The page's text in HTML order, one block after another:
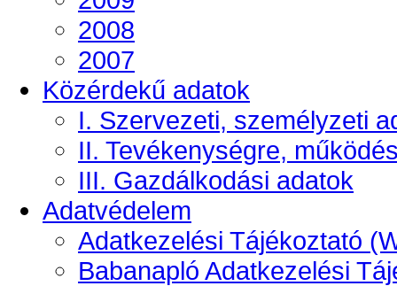
2008
2007
Közérdekű adatok
I. Szervezeti, személyzeti
II. Tevékenységre,
III. Gazdálkodási adatok
Adatvédelem
Adatkezelési Tájékoztató
Babanapló Adatkezelési